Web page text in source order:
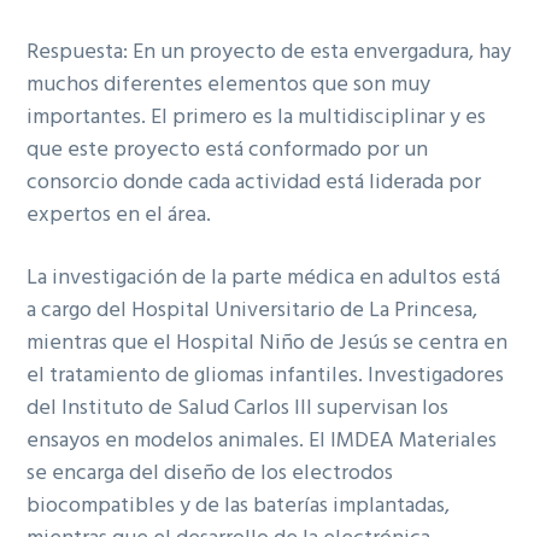
Respuesta: En un proyecto de esta envergadura, hay
muchos diferentes elementos que son muy
importantes. El primero es la multidisciplinar y es
que este proyecto está conformado por un
consorcio donde cada actividad está liderada por
expertos en el área.
La investigación de la parte médica en adultos está
a cargo del Hospital Universitario de La Princesa,
mientras que el Hospital Niño de Jesús se centra en
el tratamiento de gliomas infantiles. Investigadores
del Instituto de Salud Carlos III supervisan los
ensayos en modelos animales. El IMDEA Materiales
se encarga del diseño de los electrodos
biocompatibles y de las baterías implantadas,